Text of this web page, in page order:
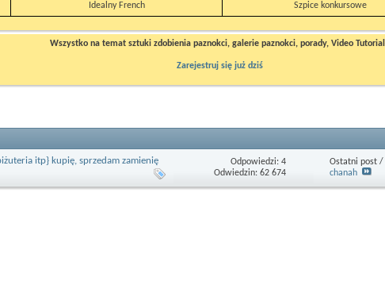
Idealny French
Szpice konkursowe
Wszystko na temat sztuki zdobienia paznokci, galerie paznokci, porady, Video
Zarejestruj się już dziś
itp} kupię, sprzedam zamienię
Odpowiedzi: 4
Odwiedzin: 62 674
Ostatni post /
chanah